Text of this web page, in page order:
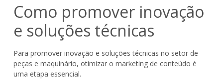
Como promover inovação
e soluções técnicas
Para promover inovação e soluções técnicas no setor de
peças e maquinário, otimizar o marketing de conteúdo é
uma etapa essencial.